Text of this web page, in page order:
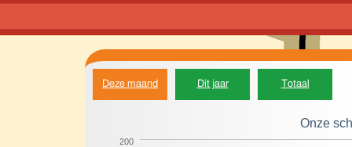
Deze maand Dit jaar Totaal
Onze
200